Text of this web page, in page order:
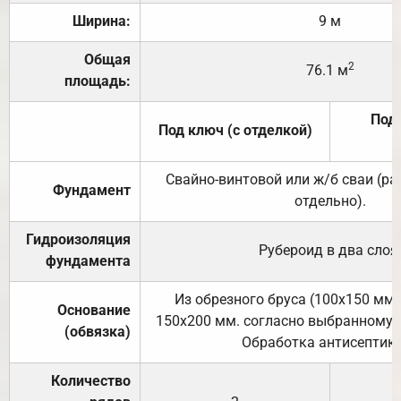
Ширина: 9 м
Общая
площадь:
76.1 м2
Под ключ (с отделкой)
Под
Фундамент
Свайно-винтовой или ж/б сваи
отдельно).
Гидроизоляция
фундамента
Рубероид в два слоя.
Основание
(обвязка)
Из обрезного бруса (100х150
150х200 мм. согласно выбранному
Обработка
Количество